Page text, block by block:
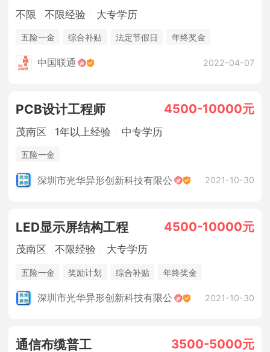
不限 不限经验 大专学历
五险一金 综合补贴 法定节假日 年终奖金
中国联通 2022-04-07
PCB设计工程师 4500-10000元
茂南区 1年以上经验 中专学历
五险一金
深圳市光华异形创新科技有限公 2021-10-30
LED显示屏结构工程 4500-10000元
茂南区 不限经验 大专学历
五险一金 奖励计划 综合补贴 年终奖金
深圳市光华异形创新科技有限公 2021-10-30
通信布缆普工 3500-5000元